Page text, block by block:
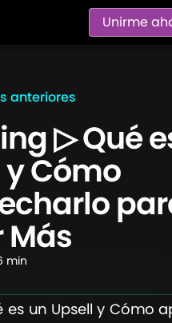
Unirme
anteriores
▷ Qué
y Cómo
Más
min